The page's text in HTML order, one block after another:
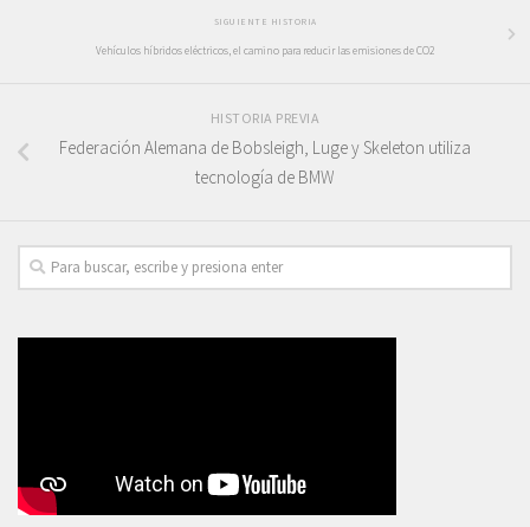
SIGUIENTE HISTORIA
Vehículos híbridos eléctricos, el camino para reducir las emisiones de CO2
HISTORIA PREVIA
Federación Alemana de Bobsleigh, Luge y Skeleton utiliza
tecnología de BMW